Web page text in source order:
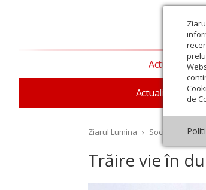
de
Actualitate
Actualitate
Ziarul Lumina › Societate ›
Trăire vie în